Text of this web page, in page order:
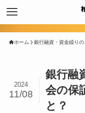
ホーム 銀行融資・資金繰りの
銀行融
会の保
と？
2024
11/08